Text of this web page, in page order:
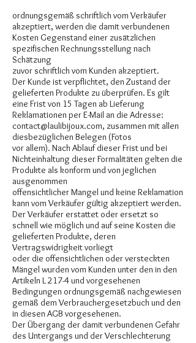
ordnungsgemäß schriftlich vom Verkäufer
akzeptiert, werden die damit verbundenen
Kosten Gegenstand einer zusätzlichen
spezifischen Rechnungsstellung nach
Schätzung
zuvor schriftlich vom Kunden akzeptiert.
Der Kunde ist verpflichtet, den Zustand der
gelieferten Produkte zu überprüfen. Es gilt
eine Frist von 15 Tagen ab Lieferung
Reklamationen per E-Mail an die Adresse:
contact@laulibijoux.com, zusammen mit allen
diesbezüglichen Belegen (Fotos
vor allem). Nach Ablauf dieser Frist und bei
Nichteinhaltung dieser Formalitäten gelten die
Produkte als konform und von jeglichen
ausgenommen
offensichtlicher Mangel und keine Reklamation
kann vom Verkäufer gültig akzeptiert werden.
Der Verkäufer erstattet oder ersetzt so
schnell wie möglich und auf seine Kosten die
gelieferten Produkte, deren
Vertragswidrigkeit vorliegt
oder die offensichtlichen oder versteckten
Mängel wurden vom Kunden unter den in den
Artikeln L 217-4 und vorgesehenen
Bedingungen ordnungsgemäß nachgewiesen
gemäß dem Verbrauchergesetzbuch und den
in diesen AGB vorgesehenen.
Der Übergang der damit verbundenen Gefahr
des Untergangs und der Verschlechterung